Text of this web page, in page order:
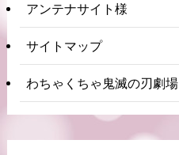
アンテナサイト様
サイトマップ
わちゃくちゃ鬼滅の刃劇場